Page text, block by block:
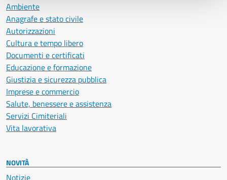
Ambiente
Anagrafe e stato civile
Autorizzazioni
Cultura e tempo libero
Documenti e certificati
Educazione e formazione
Giustizia e sicurezza pubblica
Imprese e commercio
Salute, benessere e assistenza
Servizi Cimiteriali
Vita lavorativa
NOVITÀ